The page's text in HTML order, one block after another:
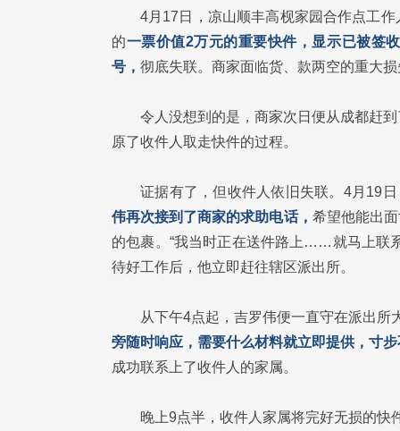
4月17日，凉山顺丰高枧家园合作点工
的一票价值2万元的重要快件，显示已被签
号， 彻底失联。商家面临货、款两空的重大
令人没想到的是，商家次日便从成都赶
原了收件人取走快件的过程。
证据有了，但收件人依旧失联。4月19
伟再次接到了商家的求助电话， 希望他能出
的包裹。“我当时正在送件路上……就马上联
待好工作后，他立即赶往辖区派出所。
从下午4点起，吉罗伟便一直守在派出所
旁随时响应，需要什么材料就立即提供，寸
成功联系上了收件人的家属。
晚上9点半，收件人家属将完好无损的快